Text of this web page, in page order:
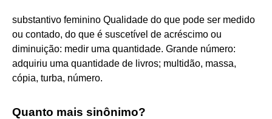
substantivo feminino Qualidade do que pode ser medido
ou contado, do que é suscetível de acréscimo ou
diminuição: medir uma quantidade. Grande número:
adquiriu uma quantidade de livros; multidão, massa,
cópia, turba, número.
Quanto mais sinônimo?